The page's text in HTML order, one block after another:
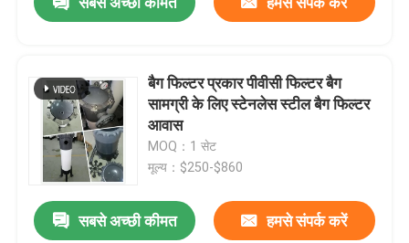
बैग फिल्टर प्रकार पीवीसी फिल्टर बैग
सामग्री के लिए स्टेनलेस स्टील बैग फिल्टर
आवास
MOQ：1 सेट
मूल्य：$250-$860
सबसे अच्छी कीमत हमसे संपर्क करें